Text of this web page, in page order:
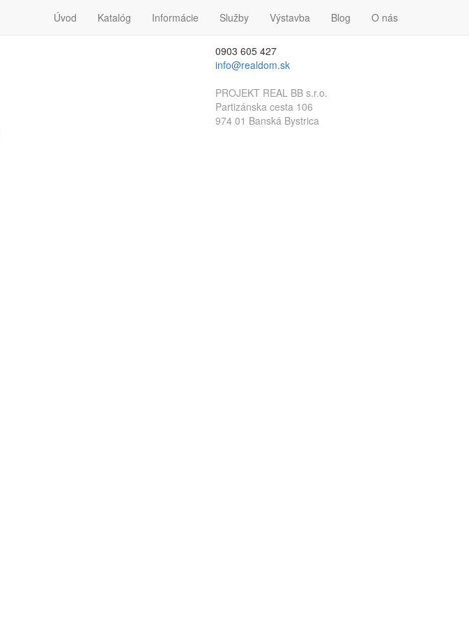
Úvod Katalóg Informácie Služby Výstavba Blog O nás
Kontakt
0903 605 427
info@realdom.sk
PROJEKT REAL BB s.r.o.
Partizánska cesta 106
974 01 Banská Bystrica